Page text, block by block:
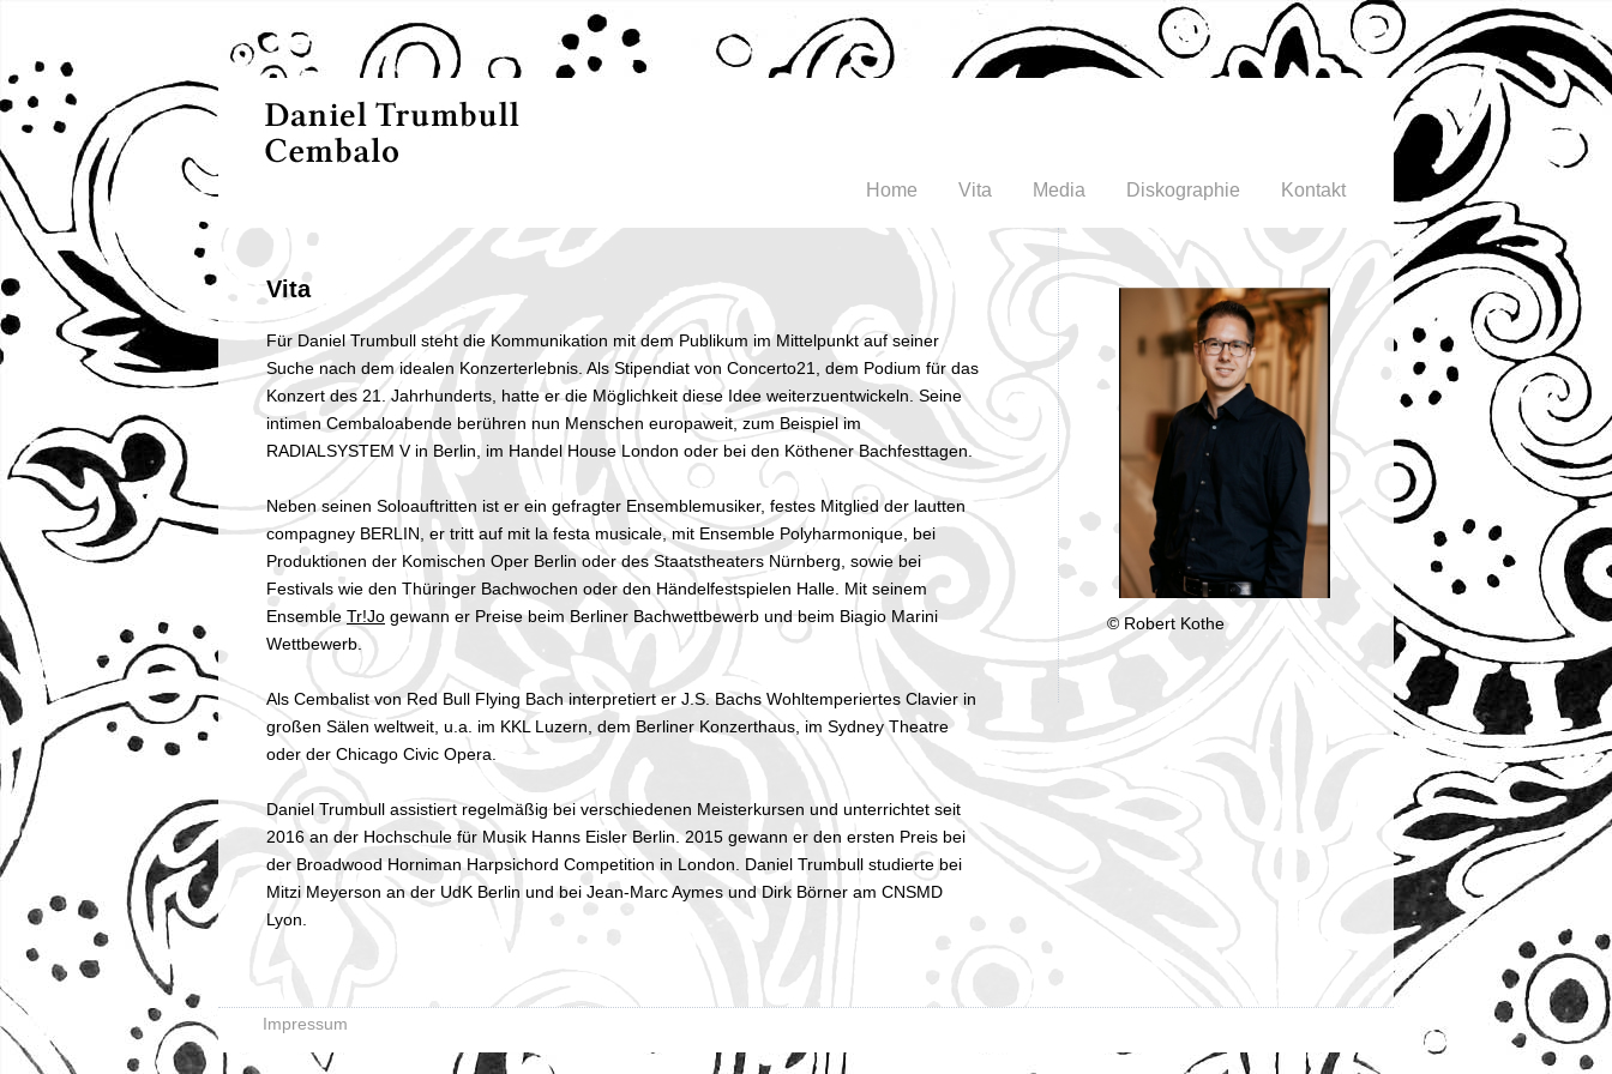
Home Vita Media Diskographie Kontakt
Vita
Für Daniel Trumbull steht die Kommunikation mit dem Publikum im Mittelpunkt auf seiner
Suche nach dem idealen Konzerterlebnis. Als Stipendiat von Concerto21, dem Podium für das
Konzert des 21. Jahrhunderts, hatte er die Möglichkeit diese Idee weiterzuentwickeln. Seine
intimen Cembaloabende berühren nun Menschen europaweit, zum Beispiel im
RADIALSYSTEM V in Berlin, im Handel House London oder bei den Köthener Bachfesttagen.
Neben seinen Soloauftritten ist er ein gefragter Ensemblemusiker, festes Mitglied der lautten
compagney BERLIN, er tritt auf mit la festa musicale, mit Ensemble Polyharmonique, bei
Produktionen der Komischen Oper Berlin oder des Staatstheaters Nürnberg, sowie bei
Festivals wie den Thüringer Bachwochen oder den Händelfestspielen Halle. Mit seinem
Ensemble Tr!Jo gewann er Preise beim Berliner Bachwettbewerb und beim Biagio Marini
Wettbewerb.
Als Cembalist von Red Bull Flying Bach interpretiert er J.S. Bachs Wohltemperiertes Clavier in
großen Sälen weltweit, u.a. im KKL Luzern, dem Berliner Konzerthaus, im Sydney Theatre
oder der Chicago Civic Opera.
Daniel Trumbull assistiert regelmäßig bei verschiedenen Meisterkursen und unterrichtet seit
2016 an der Hochschule für Musik Hanns Eisler Berlin. 2015 gewann er den ersten Preis bei
der Broadwood Horniman Harpsichord Competition in London. Daniel Trumbull studierte bei
Mitzi Meyerson an der UdK Berlin und bei Jean-Marc Aymes und Dirk Börner am CNSMD
Lyon.
© Robert Kothe
Impressum